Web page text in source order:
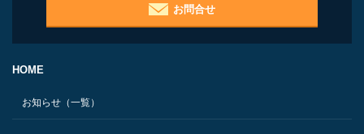
お問合せ
HOME
お知らせ（一覧）